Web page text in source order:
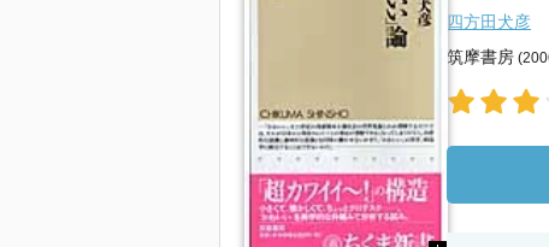
四方田犬彦
筑摩書房